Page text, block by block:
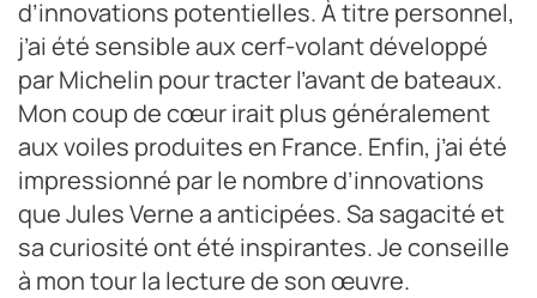
d’innovations potentielles. À titre personnel,
j’ai été sensible aux cerf-volant développé
par Michelin pour tracter l’avant de bateaux.
Mon coup de cœur irait plus généralement
aux voiles produites en France. Enfin, j’ai été
impressionné par le nombre d’innovations
que Jules Verne a anticipées. Sa sagacité et
sa curiosité ont été inspirantes. Je conseille
à mon tour la lecture de son œuvre.